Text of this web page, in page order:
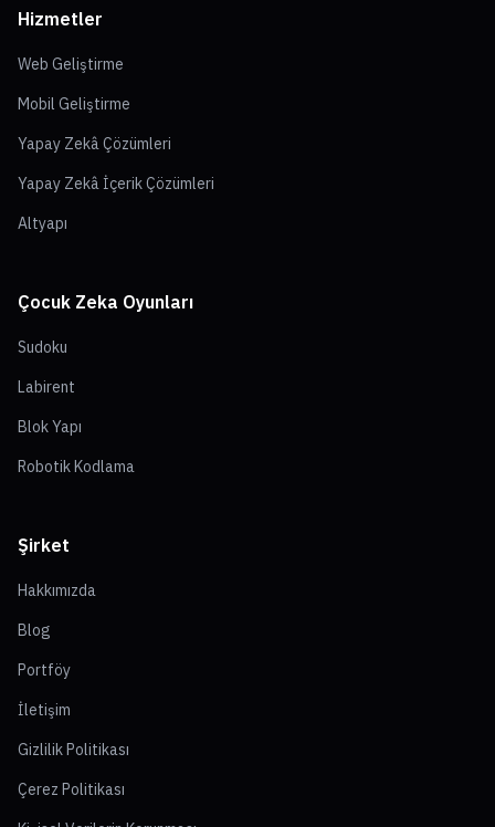
Hizmetler
Web Geliştirme
Mobil Geliştirme
Yapay Zekâ Çözümleri
Yapay Zekâ İçerik Çözümleri
Altyapı
Çocuk Zeka Oyunları
Sudoku
Labirent
Blok Yapı
Robotik Kodlama
Şirket
Hakkımızda
Blog
Portföy
İletişim
Gizlilik Politikası
Çerez Politikası